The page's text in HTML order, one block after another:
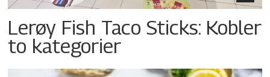
Lerøy Fish Taco Sticks: Kobler
to kategorier